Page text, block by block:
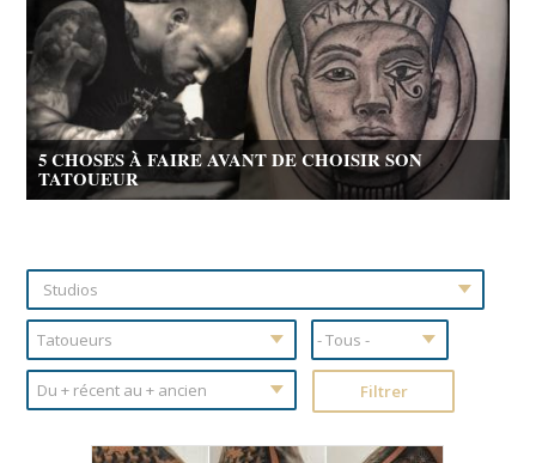
5 CHOSES À FAIRE AVANT DE CHOISIR SON
TATOUEUR